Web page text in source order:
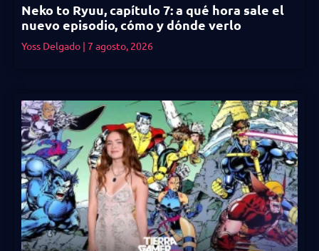
Neko to Ryuu, capítulo 7: a qué hora sale el
nuevo episodio, cómo y dónde verlo
Yoss Delgado 7 agosto, 2026